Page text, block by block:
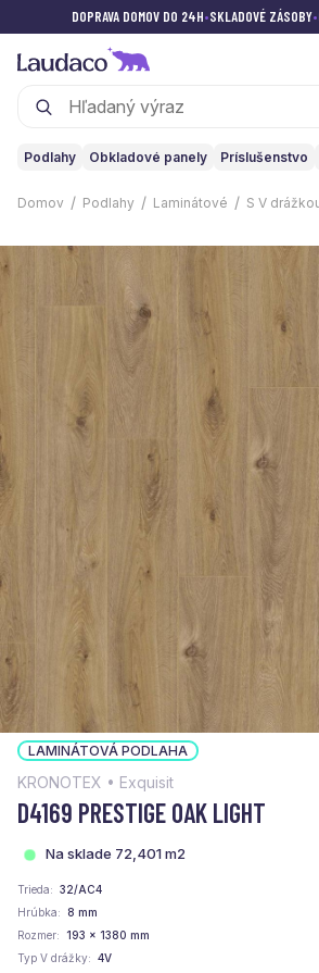
DOPRAVA DOMOV DO 24H•SKLADOVÉ ZÁSOBY•
Podlahy Obkladové panely Príslušenstvo
Domov Podlahy Laminátové S V
LAMINÁTOVÁ PODLAHA
KRONOTEX • Exquisit
D4169 PRESTIGE OAK LIGHT
Na sklade 72,401 m2
Trieda
32/AC4
Hrúbka
8 mm
Rozmer
193 x 1380 mm
Typ V drážky
4V